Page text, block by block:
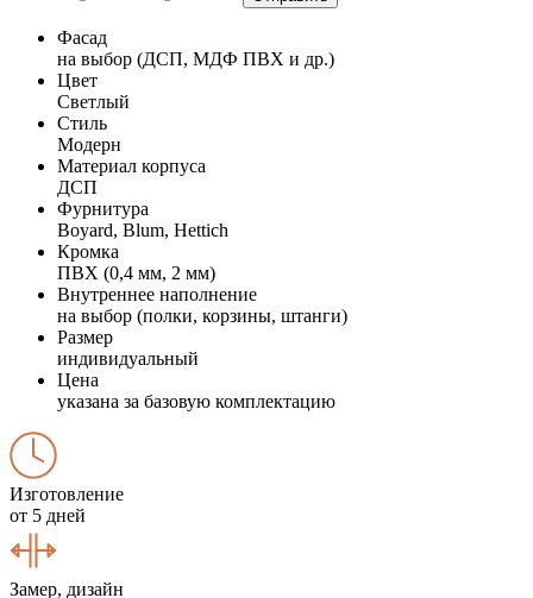
Фасад
на выбор (ДСП, МДФ ПВХ и др.)
Цвет
Светлый
Стиль
Модерн
Материал корпуса
ДСП
Фурнитура
Boyard, Blum, Hettich
Кромка
ПВХ (0,4 мм, 2 мм)
Внутреннее наполнение
на выбор (полки, корзины, штанги)
Размер
индивидуальный
Цена
указана за базовую комплектацию
Изготовление
от 5 дней
Замер, дизайн